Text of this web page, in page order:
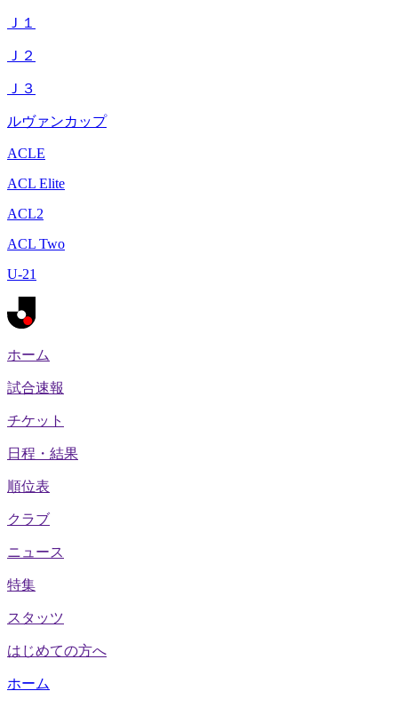
Ｊ１
Ｊ２
Ｊ３
ルヴァンカップ
ACLE
ACL Elite
ACL2
ACL Two
U-21
ホーム
試合速報
チケット
日程・結果
順位表
クラブ
ニュース
特集
スタッツ
はじめての方へ
ホーム